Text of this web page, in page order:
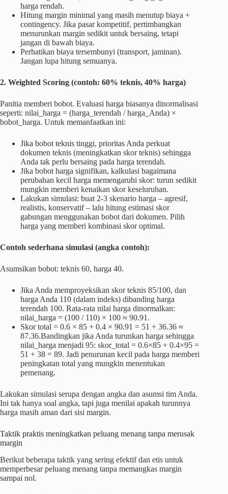
harga rendah.
Hitung margin minimal yang masih menutup biaya +
contingency. Jika pasar kompetitif, pertimbangkan
menurunkan margin sedikit untuk bersaing, tetapi
jangan di bawah biaya.
Perhatikan biaya tersembunyi (transport, jaminan).
Jangan lupa hitung semuanya.
2. Weighted Scoring (contoh: 60% teknis, 40% harga)
Panitia memberi bobot. Evaluasi harga biasanya dinormalisasi
seperti: nilai_harga = (harga_terendah / harga_Anda) ×
bobot_harga. Untuk memanfaatkan ini:
Jika bobot teknis tinggi, prioritas Anda perkuat
dokumen teknis (meningkatkan skor teknis) sehingga
Anda tak perlu bersaing pada harga terendah.
Jika bobot harga signifikan, kalkulasi bagaimana
perubahan kecil harga memengaruhi skor: turun sedikit
mungkin memberi kenaikan skor keseluruhan.
Lakukan simulasi: buat 2-3 skenario harga – agresif,
realistis, konservatif – lalu hitung estimasi skor
gabungan menggunakan bobot dari dokumen. Pilih
harga yang memberi kombinasi skor optimal.
Contoh sederhana simulasi (angka contoh):
Asumsikan bobot: teknis 60, harga 40.
Jika Anda memproyeksikan skor teknis 85/100, dan
harga Anda 110 (dalam indeks) dibanding harga
terendah 100. Rata-rata nilai harga dinormalkan:
nilai_harga = (100 / 110) × 100 ≈ 90.91.
Skor total = 0.6 × 85 + 0.4 × 90.91 = 51 + 36.36 ≈
87.36.Bandingkan jika Anda turunkan harga sehingga
nilai_harga menjadi 95: skor_total = 0.6×85 + 0.4×95 =
51 + 38 = 89. Jadi penurunan kecil pada harga memberi
peningkatan total yang mungkin menentukan
pemenang.
Lakukan simulasi serupa dengan angka dan asumsi tim Anda.
Ini tak hanya soal angka, tapi juga menilai apakah turunnya
harga masih aman dari sisi margin.
Taktik praktis meningkatkan peluang menang tanpa merusak
margin
Berikut beberapa taktik yang sering efektif dan etis untuk
memperbesar peluang menang tanpa memangkas margin
sampai nol.